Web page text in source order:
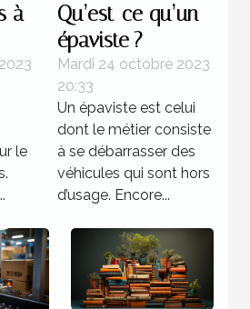
à
le
Qu’est-ce qu’un
épaviste ?
Mardi 24 octobre 2023
20:33
Un épaviste est celui
dont le métier consiste
à se débarrasser des
véhicules qui sont hors
d’usage. Encore...